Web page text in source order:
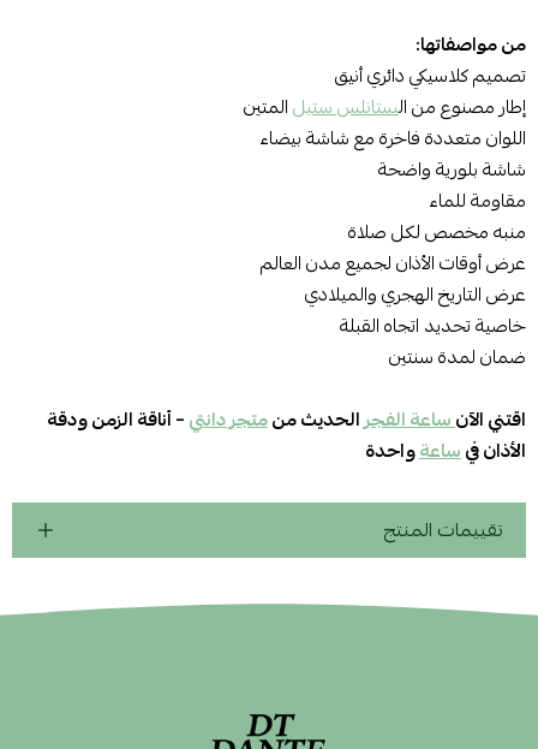
من مواصفاتها:
تصميم كلاسيكي دائري أنيق
إطار مصنوع من الستانلس ستيلالمتين
اللوان متعددة فاخرة مع شاشة بيضاء
شاشة بلورية واضحة
مقاومة للماء
منبه مخصص لكل صلاة
عرض أوقات الأذان لجميع مدن العالم
عرض التاريخ الهجري والميلادي
خاصية تحديد اتجاه القبلة
ضمان لمدة سنتين
اقتني الآنساعة الفجرالحديث منمتجر دانتي– أناقة الزمن ودقة
الأذان فيساعةواحدة
تقييمات المنتج